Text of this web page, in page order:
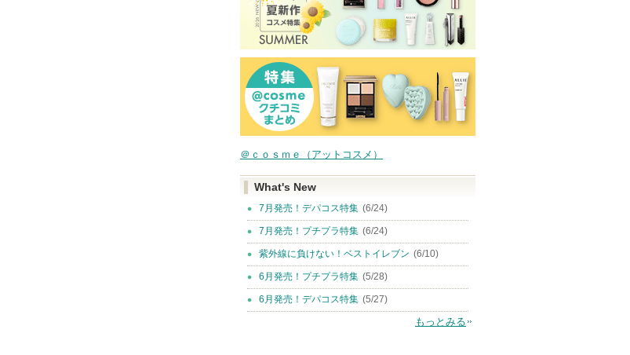
＠ｃｏｓｍｅ（アットコスメ）
What's New
7月発売！デパコス特集 (6/24)
7月発売！プチプラ特集 (6/24)
紫外線に負けない！ベストイレブン (6/10)
6月発売！プチプラ特集 (5/28)
6月発売！デパコス特集 (5/27)
もっとみる